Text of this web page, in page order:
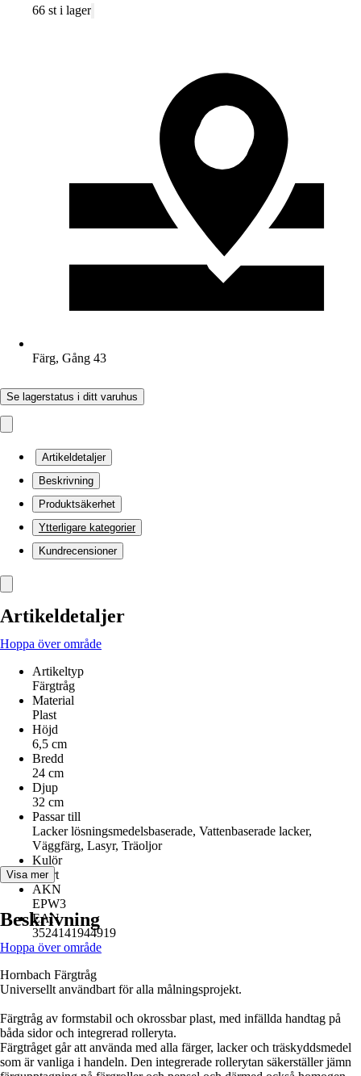
66 st i lager
Färg, Gång 43
Se lagerstatus i ditt varuhus
Artikeldetaljer
Beskrivning
Produktsäkerhet
Ytterligare kategorier
Kundrecensioner
Artikeldetaljer
Hoppa över område
Artikeltyp
Färgtråg
Material
Plast
Höjd
6,5 cm
Bredd
24 cm
Djup
32 cm
Passar till
Lacker lösningsmedelsbaserade, Vattenbaserade lacker,
Väggfärg, Lasyr, Träoljor
Kulör
Svart
AKN
EPW3
EAN
3524141944919
Visa mer
Beskrivning
Hoppa över område
Hornbach Färgtråg
Universellt användbart för alla målningsprojekt.
Färgtråg av formstabil och okrossbar plast, med infällda handtag på
båda sidor och integrerad rolleryta.
Färgtråget går att använda med alla färger, lacker och träskyddsmedel
som är vanliga i handeln. Den integrerade rollerytan säkerställer jämn